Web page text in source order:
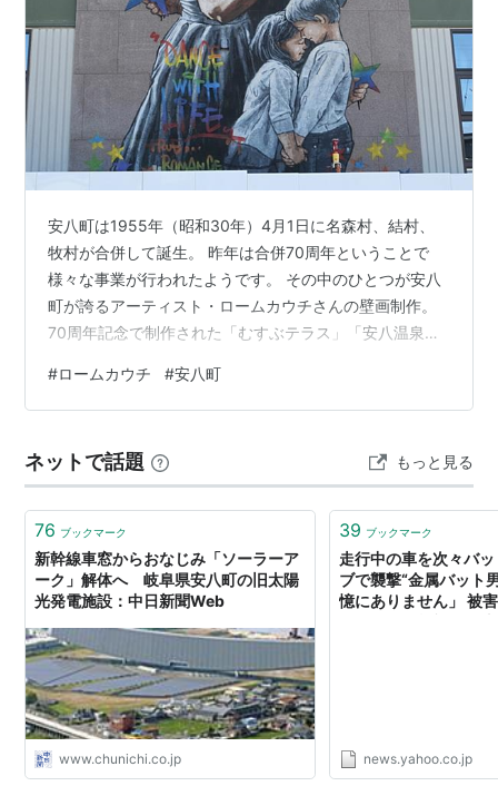
安八町は1955年（昭和30年）4月1日に名森村、結村、
牧村が合併して誕生。 昨年は合併70周年ということで
様々な事業が行われたようです。 その中のひとつが安八
町が誇るアーティスト・ロームカウチさんの壁画制作。
70周年記念で制作された「むすぶテラス」「安八温泉」
は「むすぶテラス」 コワーキングスペース？ 入口前の壁
と床にありました。 カラフルな星。 床を見ると鯉が泳い
musubuterasu(@musubuterasu)がシェアした投稿 地元
の子供たちも一緒に制作されたようです。 駐車場有り。
…
#ロームカウチ #安八町
ネットで話題 もっと見る
76 ブックマーク
新幹線車窓からおなじみ「ソーラーア
ーク」解体へ 岐阜県安八町の旧太陽
光発電施設：中日新聞Web
www.chunichi.co.jp
39 ブックマーク
走行中の車を次々バ
ブで襲撃“金属バット
憶にありません」 被
news.yahoo.co.jp